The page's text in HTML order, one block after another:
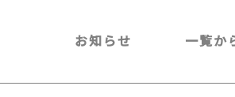
お知らせ 一覧か